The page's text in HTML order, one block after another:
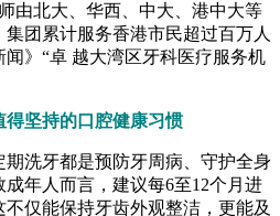
由北大、华西、中大、港中大等
团累计服务香港市民超过百万人
》“卓 越大湾区牙科医疗服务机
坚持的口腔健康习惯
洗牙都是预防牙周病、守护全身
年人而言，建议每6至12个月进
仅能保持牙齿外观整洁，更能及